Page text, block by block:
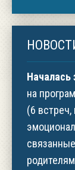
Началась
на
(6